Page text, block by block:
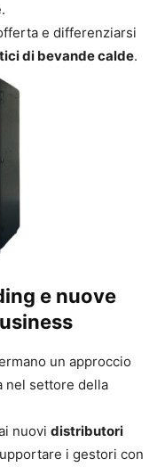
e differenziarsi
di bevande calde.
e nuove
un approccio
nel settore della
nuovi distributori
i gestori con